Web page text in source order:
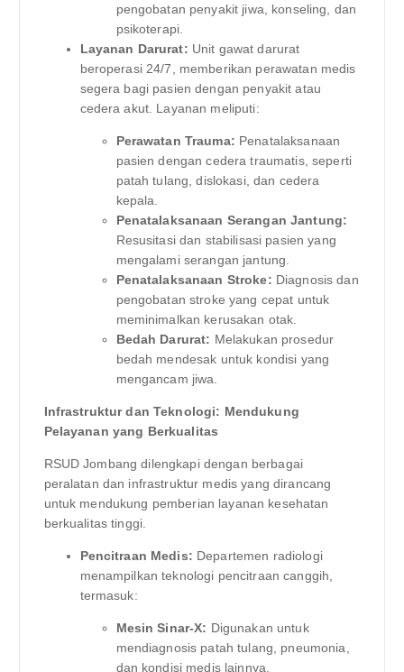
pengobatan penyakit jiwa, konseling, dan
psikoterapi.
Layanan Darurat: Unit gawat darurat
beroperasi 24/7, memberikan perawatan medis
segera bagi pasien dengan penyakit atau
cedera akut. Layanan meliputi:
Perawatan Trauma: Penatalaksanaan
pasien dengan cedera traumatis, seperti
patah tulang, dislokasi, dan cedera
kepala.
Penatalaksanaan Serangan Jantung:
Resusitasi dan stabilisasi pasien yang
mengalami serangan jantung.
Penatalaksanaan Stroke: Diagnosis dan
pengobatan stroke yang cepat untuk
meminimalkan kerusakan otak.
Bedah Darurat: Melakukan prosedur
bedah mendesak untuk kondisi yang
mengancam jiwa.
Infrastruktur dan Teknologi: Mendukung
Pelayanan yang Berkualitas
RSUD Jombang dilengkapi dengan berbagai
peralatan dan infrastruktur medis yang dirancang
untuk mendukung pemberian layanan kesehatan
berkualitas tinggi.
Pencitraan Medis: Departemen radiologi
menampilkan teknologi pencitraan canggih,
termasuk:
Mesin Sinar-X: Digunakan untuk
mendiagnosis patah tulang, pneumonia,
dan kondisi medis lainnya.